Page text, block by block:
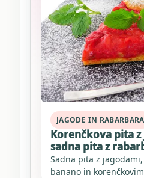
JAGODE IN RABARBARA
Korenčkova pita
sadna pita z
Sadna pita z
banano in